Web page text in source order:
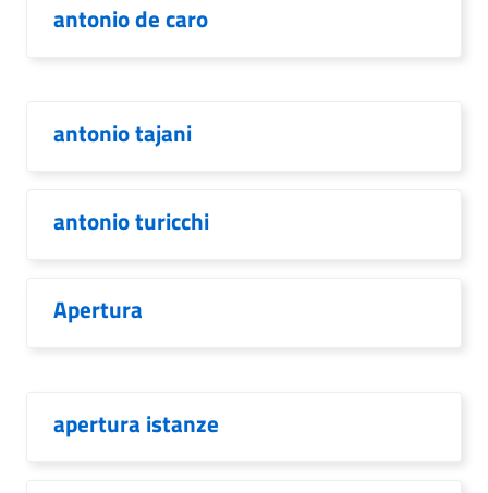
antonio de caro
antonio tajani
antonio turicchi
Apertura
apertura istanze